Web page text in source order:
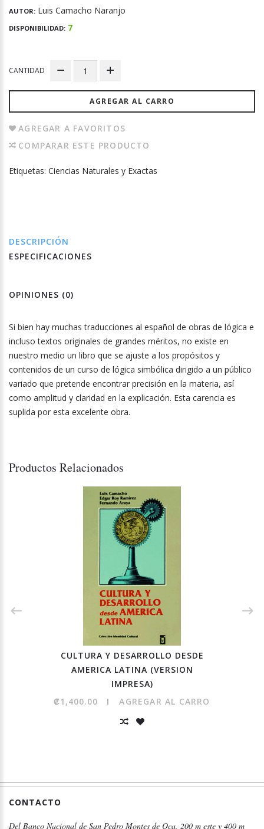
AUTOR: Luis Camacho Naranjo
DISPONIBILIDAD: 7
CANTIDAD
AGREGAR AL CARRO
AGREGAR A FAVORITOS
COMPARAR ESTE PRODUCTO
Etiquetas: Ciencias Naturales y Exactas
DESCRIPCIÓN
ESPECIFICACIONES
OPINIONES (0)
Si bien hay muchas traducciones al español de obras de lógica e
incluso textos originales de grandes méritos, no existe en
nuestro medio un libro que se ajuste a los propósitos y
contenidos de un curso de lógica simbólica dirigido a un público
variado que pretende encontrar precisión en la materia, así
como amplitud y claridad en la explicación. Esta carencia es
suplida por esta excelente obra.
Productos Relacionados
CULTURA Y DESARROLLO DESDE
AMERICA LATINA (VERSION
IMPRESA)
₡1,400.00
AGREGAR AL CARRO
CONTACTO
Del Banco Nacional de San Pedro Montes de Oca, 200 m este y 400 m